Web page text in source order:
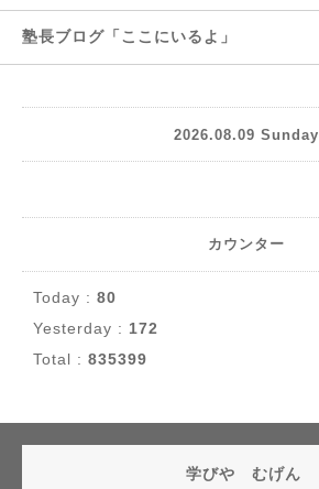
塾長ブログ「ここにいるよ」
2026.08.09 Sunday
カウンター
Today : 80
Yesterday : 172
Total : 835399
学びや むげん